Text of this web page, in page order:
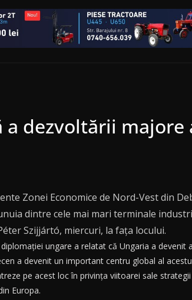
dezvoltării majore
Zonei Economice de Nord-Vest din
dintre cele mai mari terminale
Szijjártó, miercuri, la faţa locului.
ungare a relatat că Ungaria a
a devenit un important centru global al
pe acest loc în privinţa viitoarei sale
Europa.